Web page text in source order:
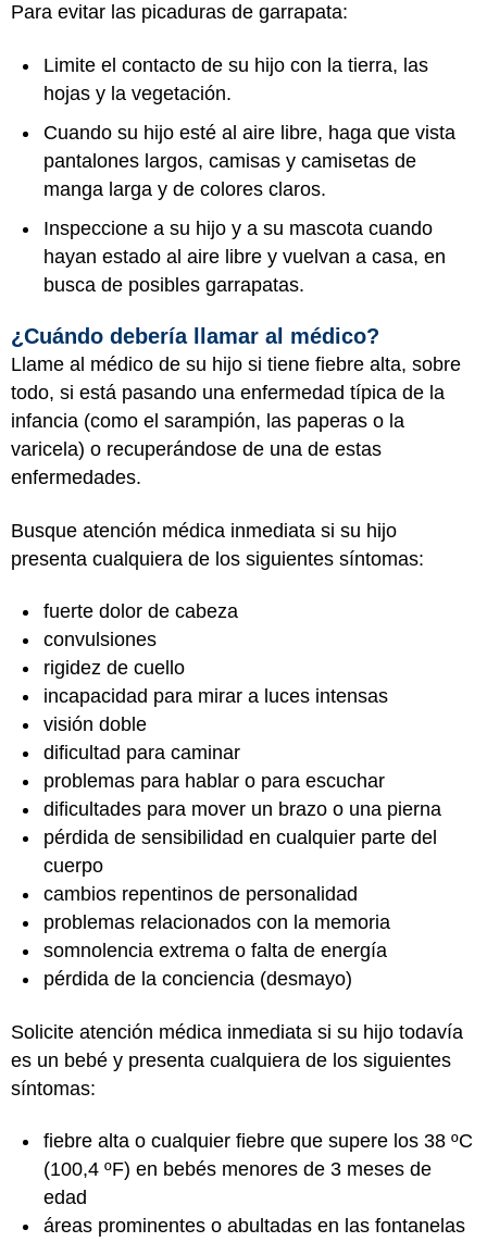
Para evitar las picaduras de garrapata:
Limite el contacto de su hijo con la tierra, las
hojas y la vegetación.
Cuando su hijo esté al aire libre, haga que vista
pantalones largos, camisas y camisetas de
manga larga y de colores claros.
Inspeccione a su hijo y a su mascota cuando
hayan estado al aire libre y vuelvan a casa, en
busca de posibles garrapatas.
¿Cuándo debería llamar al médico?
Llame al médico de su hijo si tiene fiebre alta, sobre
todo, si está pasando una enfermedad típica de la
infancia (como el sarampión, las paperas o la
varicela) o recuperándose de una de estas
enfermedades.
Busque atención médica inmediata si su hijo
presenta cualquiera de los siguientes síntomas:
fuerte dolor de cabeza
convulsiones
rigidez de cuello
incapacidad para mirar a luces intensas
visión doble
dificultad para caminar
problemas para hablar o para escuchar
dificultades para mover un brazo o una pierna
pérdida de sensibilidad en cualquier parte del
cuerpo
cambios repentinos de personalidad
problemas relacionados con la memoria
somnolencia extrema o falta de energía
pérdida de la conciencia (desmayo)
Solicite atención médica inmediata si su hijo todavía
es un bebé y presenta cualquiera de los siguientes
síntomas:
fiebre alta o cualquier fiebre que supere los 38 ºC
(100,4 ºF) en bebés menores de 3 meses de
edad
áreas prominentes o abultadas en las fontanelas